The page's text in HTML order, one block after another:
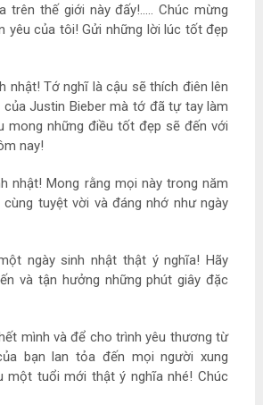
trên thế giới này đấy!….. Chúc mừng
yêu của tôi! Gửi những lời lúc tốt đẹp
nhật! Tớ nghĩ là cậu sẽ thích điên lên
của Justin Bieber mà tớ đã tự tay làm
mong những điều tốt đẹp sẽ đến với
nay!
nhật! Mong rằng mọi này trong năm
tuyệt vời và đáng nhớ như ngày
ngày sinh nhật thật ý nghĩa! Hãy
và tận hưởng những phút giây đặc
mình và để cho trình yêu thương từ
bạn lan tỏa đến mọi người xung
một tuổi mới thật ý nghĩa nhé! Chúc